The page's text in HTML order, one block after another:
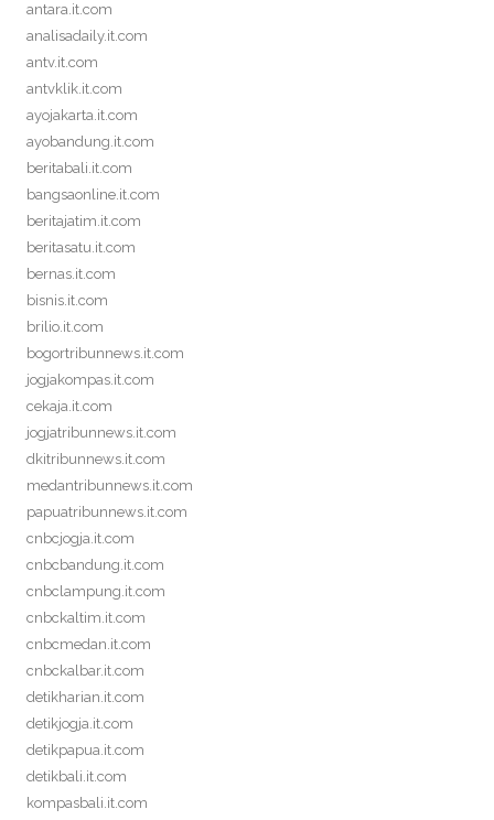
antara.it.com
analisadaily.it.com
antv.it.com
antvklik.it.com
ayojakarta.it.com
ayobandung.it.com
beritabali.it.com
bangsaonline.it.com
beritajatim.it.com
beritasatu.it.com
bernas.it.com
bisnis.it.com
brilio.it.com
bogortribunnews.it.com
jogjakompas.it.com
cekaja.it.com
jogjatribunnews.it.com
dkitribunnews.it.com
medantribunnews.it.com
papuatribunnews.it.com
cnbcjogja.it.com
cnbcbandung.it.com
cnbclampung.it.com
cnbckaltim.it.com
cnbcmedan.it.com
cnbckalbar.it.com
detikharian.it.com
detikjogja.it.com
detikpapua.it.com
detikbali.it.com
kompasbali.it.com